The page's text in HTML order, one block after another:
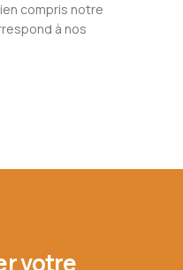
compris notre
à nos
votre